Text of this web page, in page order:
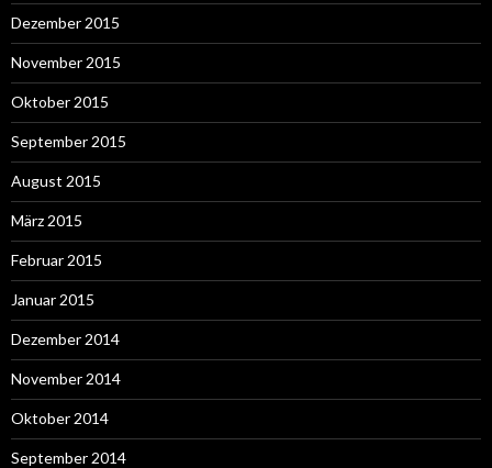
Dezember 2015
November 2015
Oktober 2015
September 2015
August 2015
März 2015
Februar 2015
Januar 2015
Dezember 2014
November 2014
Oktober 2014
September 2014